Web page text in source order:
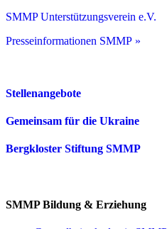
SMMP Unterstützungsverein e.V.
Presseinformationen SMMP »
Stellenangebote
Gemeinsam für die Ukraine
Bergkloster Stiftung SMMP
SMMP Bildung & Erziehung